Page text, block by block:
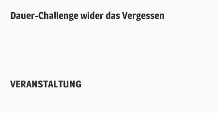
Dauer-Challenge wider das Vergessen
VERANSTALTUNG